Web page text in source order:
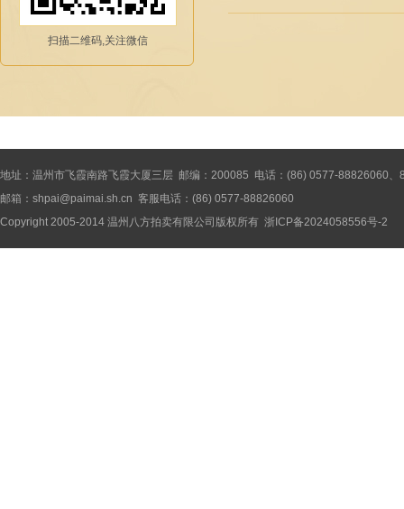
扫描二维码,关注微信
地址：温州市飞霞南路飞霞大厦三层 邮编：200085 电话：(86) 0577-88826060
邮箱：shpai@paimai.sh.cn 客服电话：(86) 0577-88826060
Copyright 2005-2014 温州八方拍卖有限公司 版权所有 浙ICP备2024058556号-2